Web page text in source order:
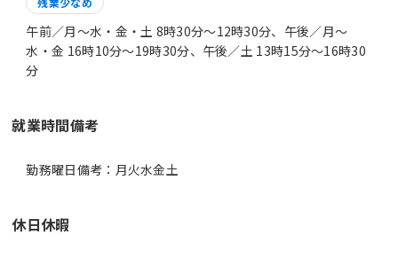
午前／月～水・金・土 8時30分〜12時30分、午後／月～
水・金 16時10分〜19時30分、午後／土 13時15分〜16時30
分
就業時間備考
休日休暇